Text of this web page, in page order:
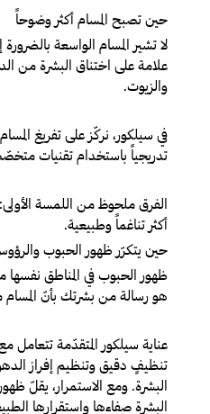
حين تصبح المسام أكثر وضوحاً
لا تشير المسام الواسعة
علامة على اختناق البشرة من
والزيوت.
في سيلكور، نركّز على تفريغ
تدريجياً باستخدام تقنيات
الفرق ملحوظ من اللمسة
أكثر تناغماً وطبيعية.
حين يتكرّر ظهور الحبوب
ظهور الحبوب في المناطق نفسها
هو رسالة من بشرتك بأنّ
عناية سيلكور المتقدّمة تتعامل
تنظيفٍ دقيق وتنظيم إفراز
البشرة. ومع الاستمرار، يقلّ
البشرة صفاءها واستقرارها